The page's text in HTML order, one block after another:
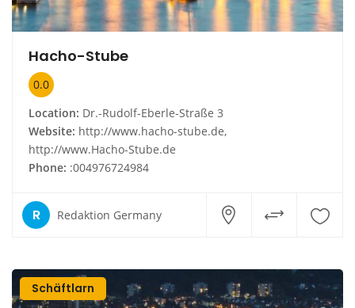
Hacho-Stube
0.0
Location: Dr.-Rudolf-Eberle-Straße 3
Website: http://www.hacho-stube.de,
http://www.Hacho-Stube.de
Phone: :004976724984
R Redaktion Germany
Schäftlarn